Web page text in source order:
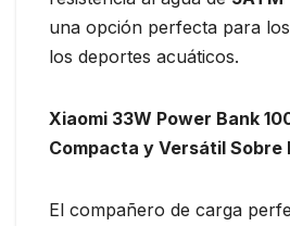
una opción perfecta para
los deportes acuáticos.
Xiaomi 33W Power Bank
Compacta y Versátil Sobre
El compañero de carga